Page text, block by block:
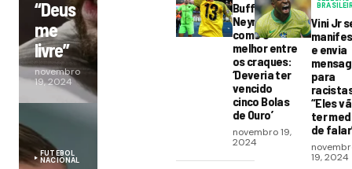
Buffon elege
Neymar
como o
melhor entre
os craques:
‘Deveria ter
vencido
cinco Bolas
de Ouro’
novembro 19,
2024
“Deus
me
livre”
novembro
19, 2024
FUTEBOL
NACIONAL
Vini Jr
e envia
para
“Eles
ter
de
19, 2024